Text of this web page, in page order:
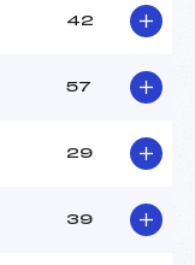
45.0700
42
57
29
39